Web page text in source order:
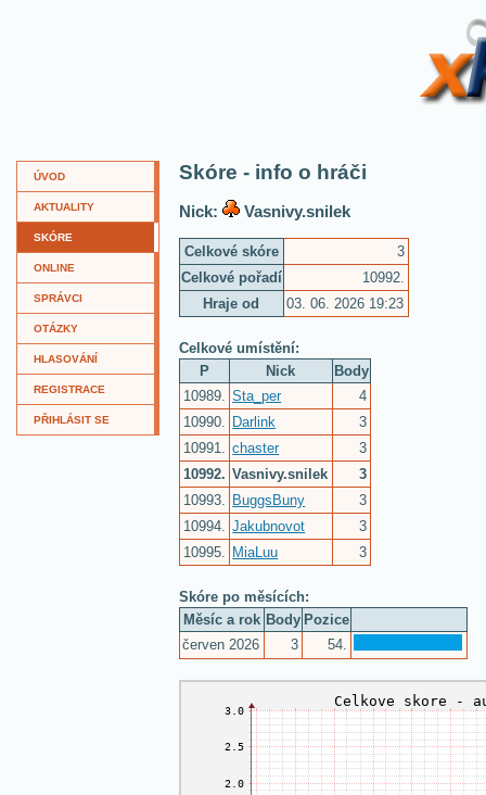
ÚVOD
AKTUALITY
SKÓRE
ONLINE
SPRÁVCI
OTÁZKY
HLASOVÁNÍ
REGISTRACE
PŘIHLÁSIT SE
Skóre - info o hráči
Nick: Vasnivy.snilek
Celkové skóre
3
Celkové pořadí
10992.
Hraje od
03. 06. 2026 19:23
Celkové umístění:
P
Nick
Body
10989.
Sta_per
4
10990.
Darlink
3
10991.
chaster
3
10992. Vasnivy.snilek
3
10993.
BuggsBuny
3
10994.
Jakubnovot
3
10995.
MiaLuu 3
Skóre po měsících:
Měsíc a rok Body Pozice
červen 2026
3 54.